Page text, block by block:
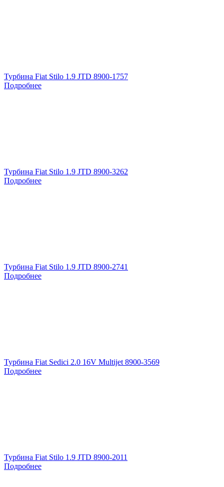
Турбина Fiat Stilo 1.9 JTD 8900-1757
Подробнее
Турбина Fiat Stilo 1.9 JTD 8900-3262
Подробнее
Турбина Fiat Stilo 1.9 JTD 8900-2741
Подробнее
Турбина Fiat Sedici 2.0 16V Multijet 8900-3569
Подробнее
Турбина Fiat Stilo 1.9 JTD 8900-2011
Подробнее